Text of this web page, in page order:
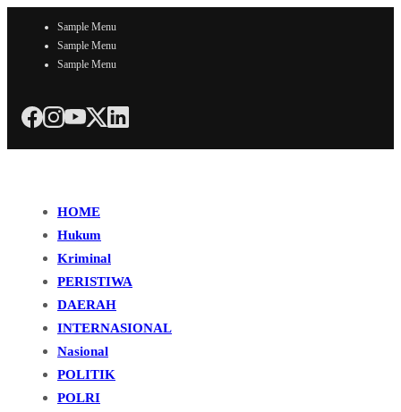
Sample Menu
Sample Menu
Sample Menu
HOME
Hukum
Kriminal
PERISTIWA
DAERAH
INTERNASIONAL
Nasional
POLITIK
POLRI